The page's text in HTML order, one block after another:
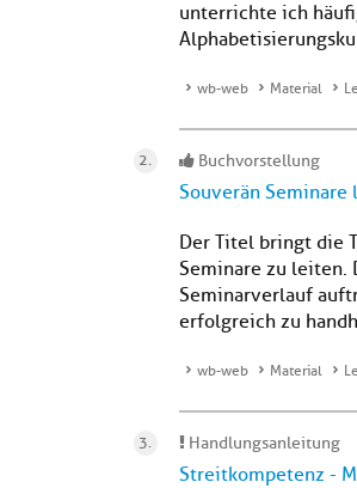
unterrichte ich
wb-web Material
Buchvorstellung
Souverän Seminare
Der Titel bringt die
Seminare zu leiten.
Seminarverlauf
erfolgreich zu
wb-web Material
Handlungsanleitung
Streitkompetenz -